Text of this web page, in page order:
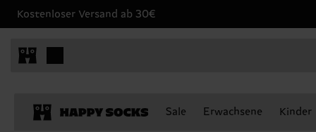
Kostenloser Versand ab 30€
Sale Erwachsene Kinder